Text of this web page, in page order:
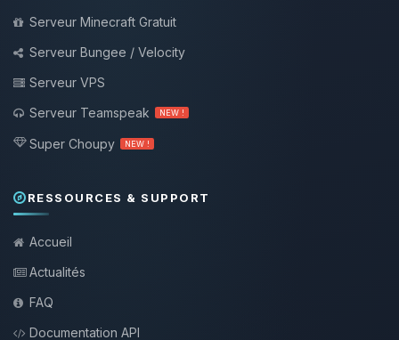
Serveur Minecraft Gratuit
Serveur Bungee / Velocity
Serveur VPS
Serveur Teamspeak
NEW !
Super Choupy NEW !
RESSOURCES & SUPPORT
Accueil
Actualités
FAQ
Documentation API